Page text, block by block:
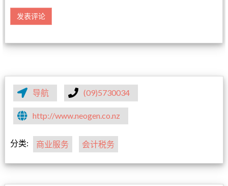
导航 (09)5730034
http://www.neogen.co.nz
分类: 商业服务 会计税务